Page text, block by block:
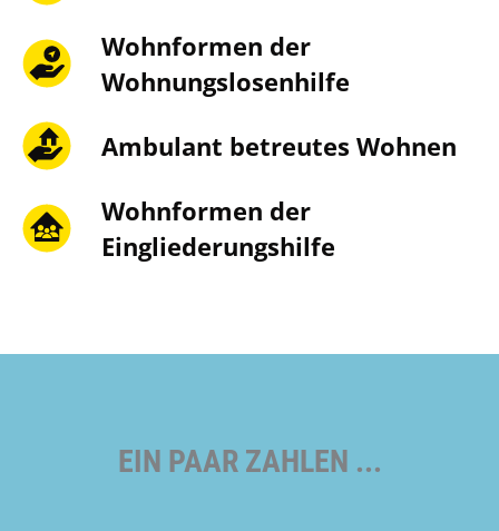
Wohnformen der
Wohnungslosen­hilfe
Ambulant betreutes Wohnen
Wohnformen der
Eingliederungs­hilfe
EIN PAAR ZAHLEN ...